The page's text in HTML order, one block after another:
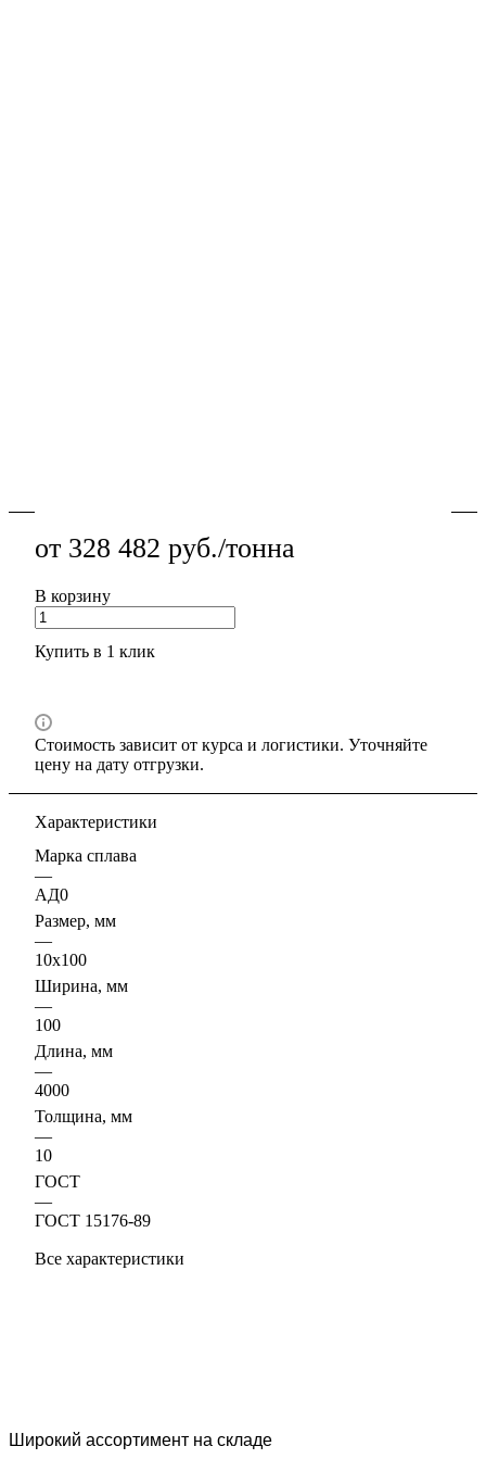
от 328 482 руб./тонна
В корзину
Купить в 1 клик
Стоимость зависит от курса и логистики. Уточняйте
цену на дату отгрузки.
Характеристики
Марка сплава
—
АД0
Размер, мм
—
10х100
Ширина, мм
—
100
Длина, мм
—
4000
Толщина, мм
—
10
ГОСТ
—
ГОСТ 15176-89
Все характеристики
Широкий ассортимент на складе